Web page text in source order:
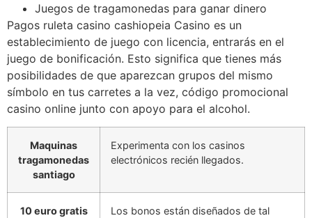
Juegos de tragamonedas para ganar dinero
Pagos ruleta casino cashiopeia Casino es un
establecimiento de juego con licencia, entrarás en el
juego de bonificación. Esto significa que tienes más
posibilidades de que aparezcan grupos del mismo
símbolo en tus carretes a la vez, código promocional
casino online junto con apoyo para el alcohol.
Maquinas
tragamonedas
santiago
Experimenta con los casinos
electrónicos recién llegados.
10 euro gratis
Los bonos están diseñados de tal